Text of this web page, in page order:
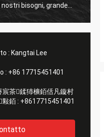
bisogni, grande
problemi.
: Kangtai Lee
: +86 17715451401
茶鍒犻櫎銆佸凡鏇村
銆 : +8617715451401